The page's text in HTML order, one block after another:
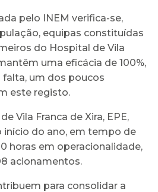
pelo INEM verifica-se,
equipas constituídas
do Hospital de Vila
uma eficácia de 100%,
um dos poucos
este registo.
Vila Franca de Xira, EPE,
início do ano, em tempo de
horas em operacionalidade,
acionamentos.
para consolidar a